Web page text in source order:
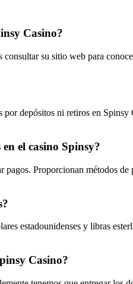
Casino?
su sitio web para
depósitos ni retiros en
el casino Spinsy?
pagos. Proporcionan métodos
estadounidenses y libras
Casino?